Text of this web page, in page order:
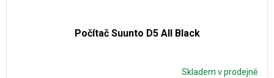
Počítač Suunto D5 All Black
Skladem v prodejně